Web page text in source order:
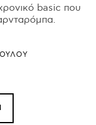
basic που